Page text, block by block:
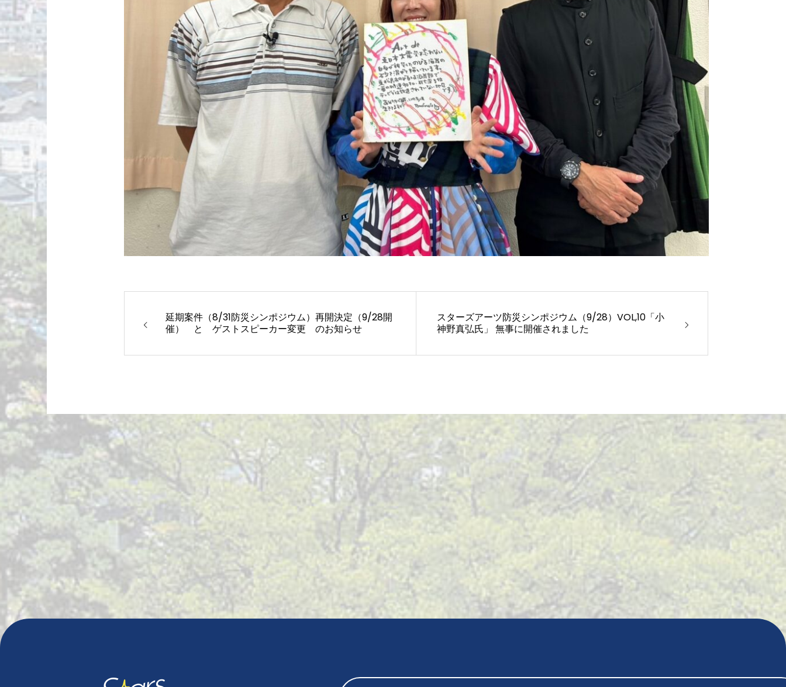
延期案件（8/31防災シンポジウム）再開決定（9/28開
催） と ゲストスピーカー変更 のお知らせ
スターズアーツ防災シンポジウム（9/28）VOL,10「小
神野真弘氏」 無事に開催されました